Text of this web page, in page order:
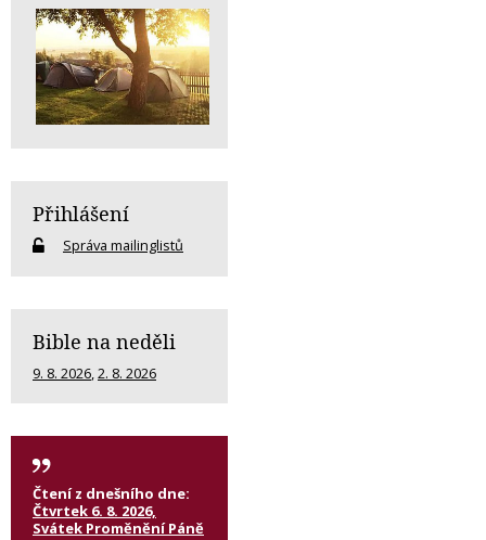
Přihlášení
Správa mailinglistů
Bible na neděli
9. 8. 2026,2. 8. 2026
Čtení z dnešního dne:
Čtvrtek 6. 8. 2026,
Svátek Proměnění Páně